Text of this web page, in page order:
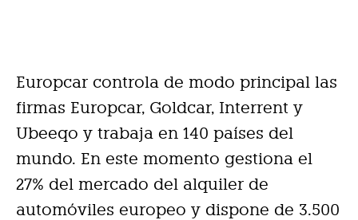
Europcar controla de modo principal las
firmas Europcar, Goldcar, Interrent y
Ubeeqo y trabaja en 140 países del
mundo. En este momento gestiona el
27% del mercado del alquiler de
automóviles europeo y dispone de 3.500